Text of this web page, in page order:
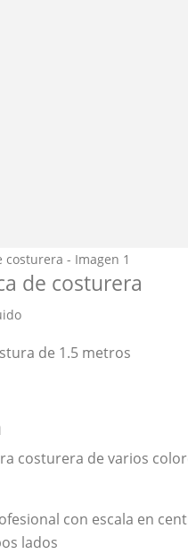
de costurera
de 1.5 metros
costurera de varios
con escala en
lados